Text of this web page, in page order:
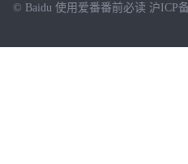
© Baidu 使用爱番番前必读 沪ICP